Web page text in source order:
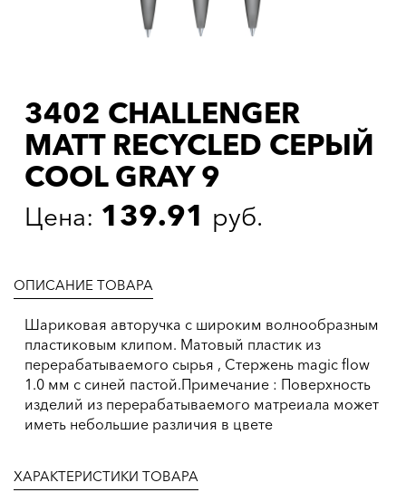
3402 CHALLENGER
MATT RECYCLED СЕРЫЙ
COOL GRAY 9
Цена: 139.91 руб.
ОПИСАНИЕ ТОВАРА
Шариковая авторучка с широким волнообразным
пластиковым клипом. Матовый пластик из
перерабатываемого сырья , Cтержень magic flow
1.0 мм с синей пастой.Примечание : Поверхность
изделий из перерабатываемого матреиала может
иметь небольшие различия в цвете
ХАРАКТЕРИСТИКИ ТОВАРА